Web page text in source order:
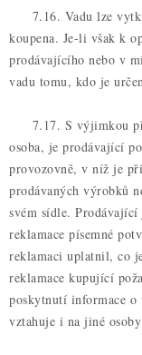
7.16. Vadu lze
koupena. Je-li však k
prodávajícího nebo v
vadu tomu, kdo je
7.17. S výjimkou
osoba, je prodávající
provozovně, v níž je
prodávaných výrobků
svém sídle.
reklamace písemné
reklamaci uplatnil, co
reklamace kupující
poskytnutí informace o
vztahuje i na jiné